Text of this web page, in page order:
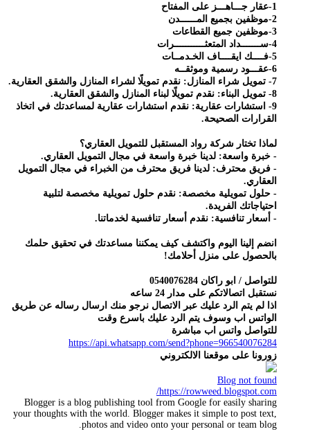
1-عقار جـــاهـــز على المفتاح
2-موظفين بجميع المــــــدن
3-موظفين جميع القطاعات
4-ســـــــداد المتعثـــــــــــرات
5-فــــك ايقــــاف الخـدمــات
6-عقـــود رسمية وموثقــه
7- تمويل شراء المنازل: نقدم تمويلًا لشراء المنازل والشقق العقارية.
8- تمويل البناء: نقدم تمويلًا لبناء المنازل والشقق العقارية.
9- استشارات عقارية: نقدم استشارات عقارية لمساعدتك في اتخاذ
القرارات الصحيحة.
لماذا تختار شركة رواد المستقبل للتمويل العقاري؟
- خبرة واسعة: لدينا خبرة واسعة في مجال التمويل العقاري.
- فريق محترف: لدينا فريق محترف من الخبراء في مجال التمويل
العقاري.
- حلول تمويلية مخصصة: نقدم حلول تمويلية مخصصة لتلبية
احتياجاتك الفريدة.
- أسعار تنافسية: نقدم أسعار تنافسية لخدماتنا.
انضم إلينا اليوم واكتشف كيف يمكننا مساعدتك في تحقيق حلمك
بالحصول على منزل أحلامك!
للتواصل / ابو راكان 0540076284
نستقبل اتصالاتكم على مدار 24 ساعه
اذا لم يتم الرد عليك عبر الاتصال نرجو منك ارسال رساله عن طريق
الواتس اب وسوف يتم الرد عليك باسرع وقت
للتواصل واتس اب مباشرة
https://api.whatsapp.com/send?phone=966540076284
زورونا على موقعنا الالكتروني
Blog not found
https://rowweed.blogspot.com/
Blogger is a blog publishing tool from Google for easily sharing
your thoughts with the world. Blogger makes it simple to post text,
photos and video onto your personal or team blog.